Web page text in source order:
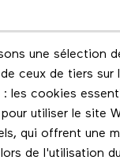
une sélection
ceux de tiers sur
: les cookies
utiliser le site
qui offrent une
de l'utilisation
Infolettre
en contact grâce à
Les éditions Esse